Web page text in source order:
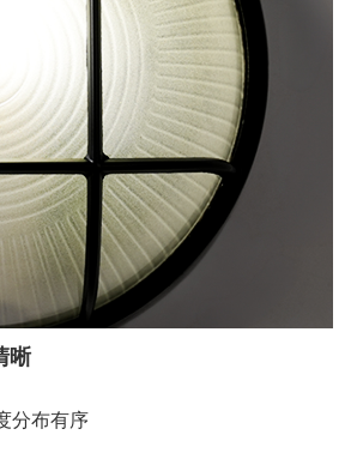
晰
分布有序